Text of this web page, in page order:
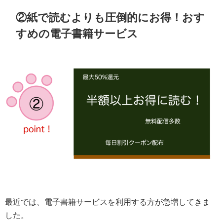
②紙で読むよりも圧倒的にお得！おす
すめの電子書籍サービス
最近では、電子書籍サービスを利用する方が急増してきま
した。